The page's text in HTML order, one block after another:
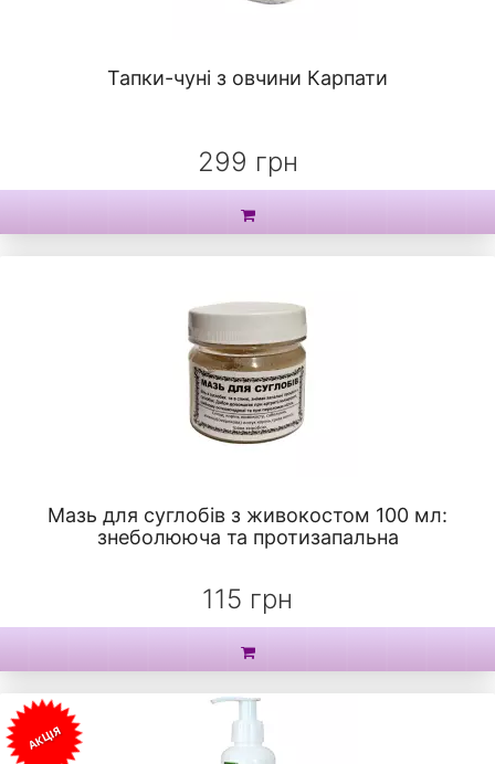
Тапки-чуні з овчини Карпати
299 грн
Мазь для суглобів з живокостом 100 мл:
знеболююча та протизапальна
115 грн
АКЦІЯ